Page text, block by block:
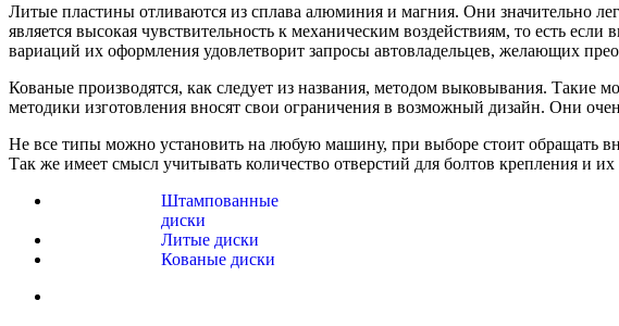
Литые пластины отливаются из сплава алюминия и магния. Они значительно
является высокая чувствительность к механическим воздействиям, то есть
вариаций их оформления удовлетворит запросы автовладельцев, желающих
Кованые производятся, как следует из названия, методом выковывания.
методики изготовления вносят свои ограничения в возможный дизайн. Они
Не все типы можно установить на любую машину, при выборе стоит обращать
Так же имеет смысл учитывать количество отверстий для болтов крепления и
Штампованные
диски
Литые диски
Кованые диски